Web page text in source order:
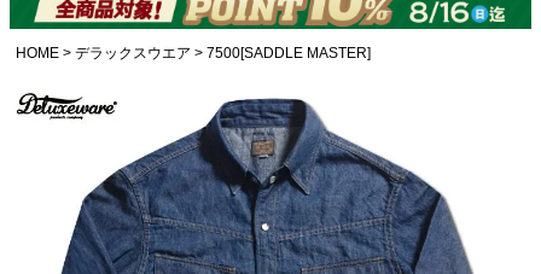
HOME デラックスウエア 7500[SADDLE MASTER]